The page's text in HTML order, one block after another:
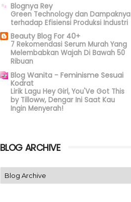
Blognya Rey
Green Technology dan Dampaknya
terhadap Efisiensi Produksi Industri
Beauty Blog For 40+
7 Rekomendasi Serum Murah Yang
Melembabkan Wajah Di Bawah 50
Ribuan
Blog Wanita - Feminisme Sesuai
Kodrat
Lirik Lagu Hey Girl, You'Ve Got This
by Tilloww, Dengar Ini Saat Kau
Ingin Menyerah!
BLOG ARCHIVE